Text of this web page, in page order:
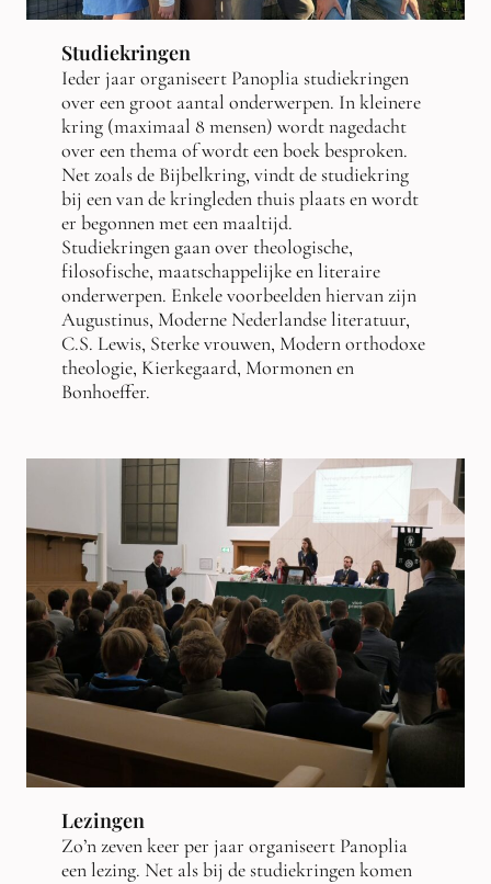
Studiekringen
Ieder jaar organiseert Panoplia studiekringen
over een groot aantal onderwerpen. In kleinere
kring (maximaal 8 mensen) wordt nagedacht
over een thema of wordt een boek besproken.
Net zoals de Bijbelkring, vindt de studiekring
bij een van de kringleden thuis plaats en wordt
er begonnen met een maaltijd.
Studiekringen gaan over theologische,
filosofische, maatschappelijke en literaire
onderwerpen. Enkele voorbeelden hiervan zijn
Augustinus, Moderne Nederlandse literatuur,
C.S. Lewis, Sterke vrouwen, Modern orthodoxe
theologie, Kierkegaard, Mormonen en
Bonhoeffer.
Lezingen
Zo’n zeven keer per jaar organiseert Panoplia
een lezing. Net als bij de studiekringen komen